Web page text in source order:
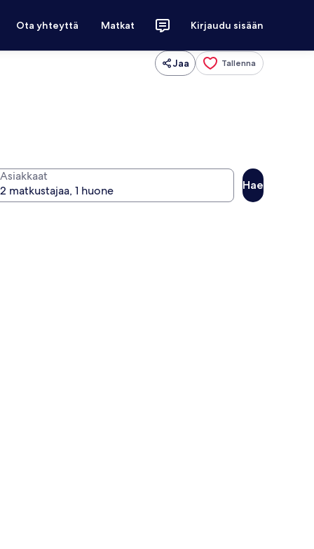
Ota yhteyttä Matkat Kirjaudu sisään
Jaa Tallenna
Asiakkaat
Hae